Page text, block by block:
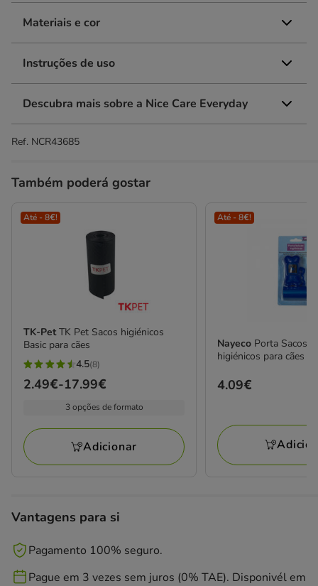
Materiais e cor
Instruções de uso
Descubra mais sobre a Nice Care Everyday
Ref. NCR43685
Também poderá gostar
Até - 8€!
TK-PetTK Pet Sacos higiénicos
Basic para cães
4.5
estrelas
avaliações
4.5(8)
Preço
a
17.99€
2.49€-17.99€
3 opções de formato
Adicionar
Até - 8€!
Nayeco Porta Sacos
higiénicos para cães
Preço
4.09€
Vantagens para si
Pagamento 100% seguro.
Pague em 3 vezes sem juros (0% TAE). Disponivél em